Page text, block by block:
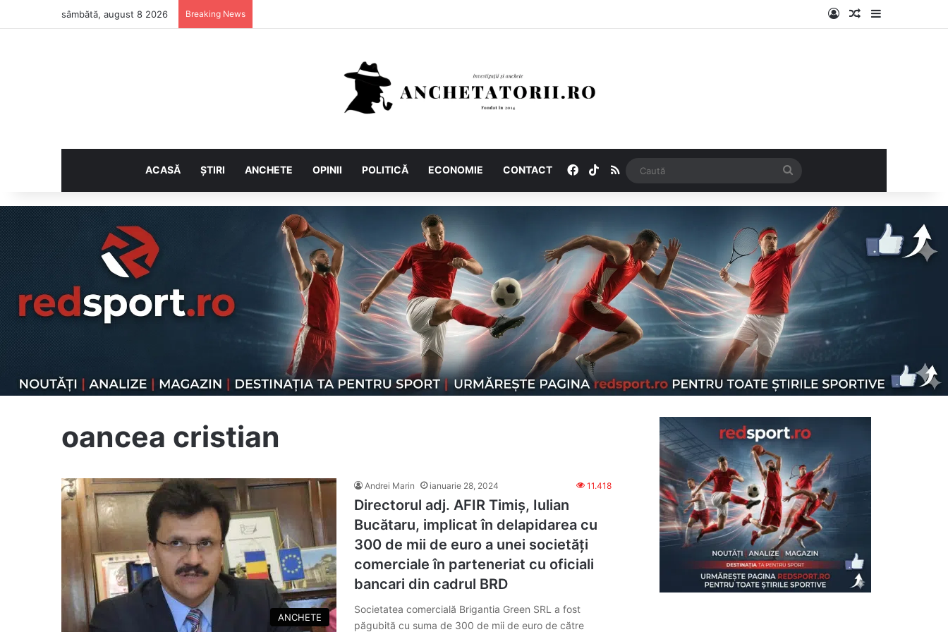
sâmbătă, august 8 2026 Breaking News Log InArticol aleatoriu
ACASĂ ȘTIRI ANCHETE OPINII POLITICĂ ECONOMIE CONTACT Facebook
TikTokRSS
oancea cristian
ANCHETE
Andrei Marin ianuarie 28, 2024 11.418
Directorul adj. AFIR Timiș, Iulian
Bucătaru, implicat în delapidarea cu
300 de mii de euro a unei societăți
comerciale în parteneriat cu oficiali
bancari din cadrul BRD
Societatea comercială Brigantia Green SRL a fost
păgubită cu suma de 300 de mii de euro de către